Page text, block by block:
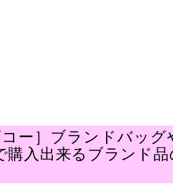
コー］ブランドバッ
購入出来るブランド